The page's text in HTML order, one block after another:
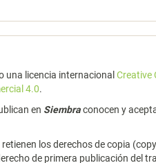
una licencia internacionalCreative
4.0.
en Siembraconocen y
los derechos de copia
de primera publicación del